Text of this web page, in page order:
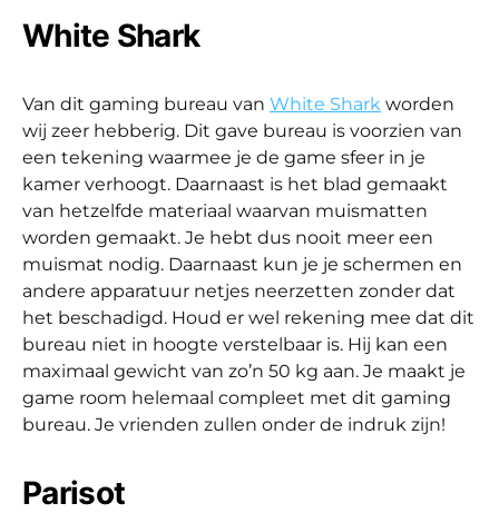
White Shark
Van dit gaming bureau van White Shark worden
wij zeer hebberig. Dit gave bureau is voorzien van
een tekening waarmee je de game sfeer in je
kamer verhoogt. Daarnaast is het blad gemaakt
van hetzelfde materiaal waarvan muismatten
worden gemaakt. Je hebt dus nooit meer een
muismat nodig. Daarnaast kun je je schermen en
andere apparatuur netjes neerzetten zonder dat
het beschadigd. Houd er wel rekening mee dat dit
bureau niet in hoogte verstelbaar is. Hij kan een
maximaal gewicht van zo’n 50 kg aan. Je maakt je
game room helemaal compleet met dit gaming
bureau. Je vrienden zullen onder de indruk zijn!
Parisot